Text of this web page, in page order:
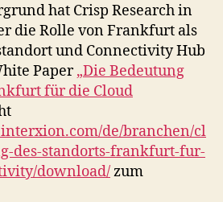
hat Crisp Research in
die Rolle von Frankfurt als
und Connectivity Hub
Paper„Die Bedeutung
für die Cloud
de/branchen/cl
des-standorts-frankfurt-fur-
download/zum